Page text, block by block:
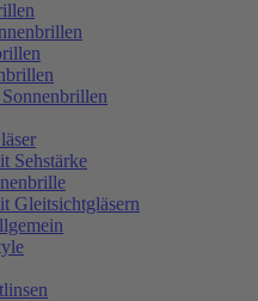
Sehstärke
Gleitsichtgläsern